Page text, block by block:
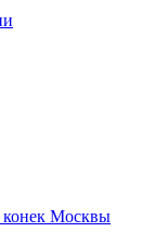
конек Москвы